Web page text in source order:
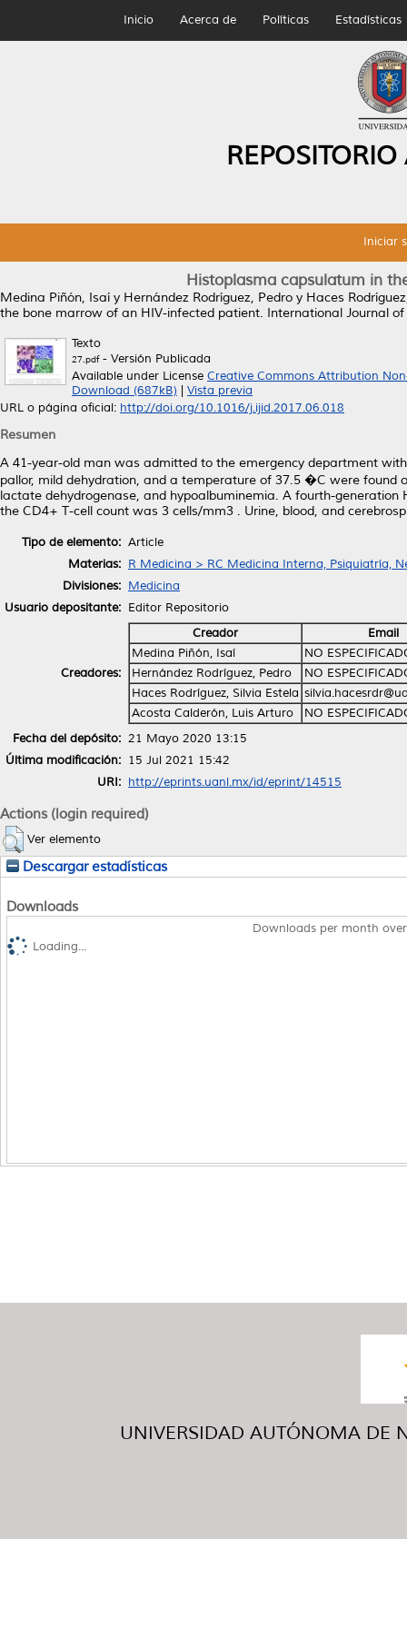
Inicio Acerca de Políticas Estadísticas
Iniciar
Histoplasma capsulatum in
Medina Piñón, Isaí y Hernández Rodríguez, Pedro y Haces
the bone marrow of an HIV-infected patient. International Journal
Texto
27.pdf- Versión Publicada
Available under License Creative Commons Attribution
Download (687kB)
Vista previa
URL o página oficial: http://doi.org/10.1016/j.ijid.2017.06.018
Resumen
A 41-year-old man was admitted to the emergency department
pallor, mild dehydration, and a temperature of 37.5 �C were found
lactate dehydrogenase, and hypoalbuminemia. A fourth-
the CD4+ T-cell count was 3 cells/mm3 . Urine, blood, and
Tipo de elemento: Article
Materias: R Medicina > RC Medicina Interna, Psiquiatría,
Divisiones: Medicina
Usuario depositante: Editor Repositorio
Creadores:
Creador
Email
Medina Piñón, Isaí
NO
Hernández Rodríguez, Pedro
NO
Haces Rodríguez, Silvia Estela
Acosta Calderón, Luis Arturo
NO
Fecha del depósito: 21 Mayo 2020 13:15
Última modificación: 15 Jul 2021 15:42
URI: http://eprints.uanl.mx/id/eprint/14515
Actions (login required)
Ver elemento
Descargar estadísticas
Downloads
Downloads per month
Loading...
UNIVERSIDAD AUTÓNOMA DE